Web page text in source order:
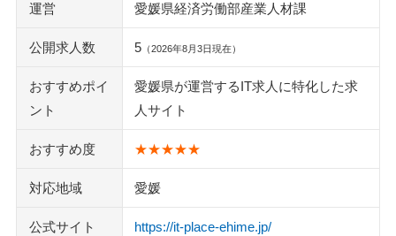
運営 愛媛県経済労働部産業人材課
公開求人数 5 （2026年8月3日現在）
おすすめポイ
ント
愛媛県が運営するIT求人に特化した求
人サイト
おすすめ度 ★★★★★
対応地域 愛媛
公式サイト https://it-place-ehime.jp/